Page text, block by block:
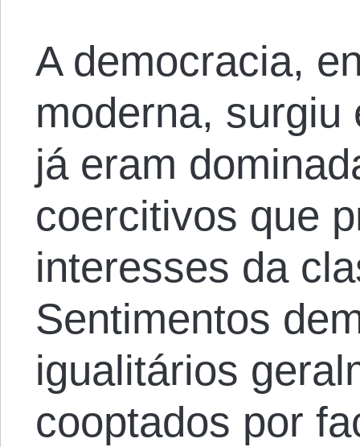
A democracia,
moderna, surgiu
já eram
coercitivos que
interesses da
Sentimentos
igualitários
cooptados por